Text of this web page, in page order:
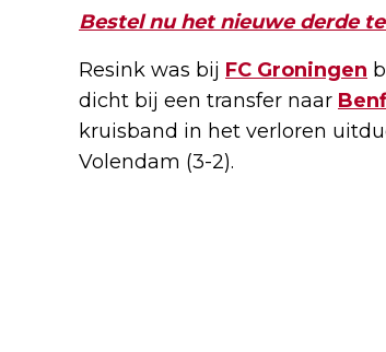
Bestel nu het nieuwe derde
Resink was bij FC Groningen
dicht bij een transfer naar
kruisband in het verloren
Volendam (3-2).